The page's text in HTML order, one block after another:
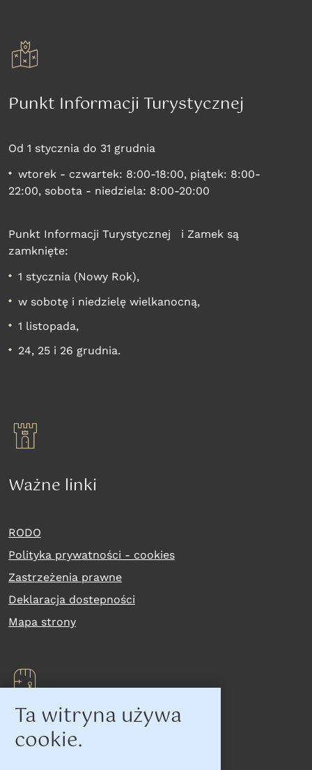
Ta witryna używa
cookie.
Punkt Informacji Turystycznej
Od 1 stycznia do 31 grudnia
wtorek - czwartek: 8:00-18:00, piątek: 8:00-
22:00, sobota - niedziela: 8:00-20:00
Punkt Informacji Turystycznej i Zamek są
zamknięte:
1 stycznia (Nowy Rok),
w sobotę i niedzielę wielkanocną,
1 listopada,
24, 25 i 26 grudnia.
Ważne linki
RODO
Polityka prywatności - cookies
Zastrzeżenia prawne
Deklaracja dostepności
Mapa strony
Na skróty